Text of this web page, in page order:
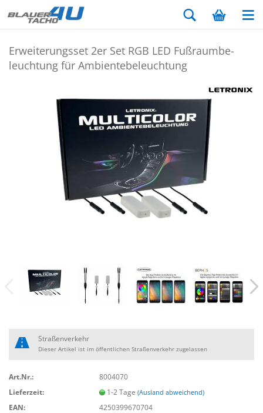
Er­wei­te­rungs­set 2er Set RGB LED Fuß­raum­be­
leuch­tung für Am­bi­en­te­be­leuch­tung
Art.Nr.:
8004070
Lieferzeit:
1-2 Tage(Ausland abweichend)
EAN:
4250399670704
Straßenverkehr
Dieser Artikel ist im öffentlichen Straßenverkehr zugelassen